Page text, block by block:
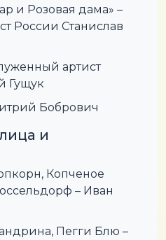
и Розовая дама» –
России Станислав
артист
Гущук
Бобрович
и
Копченое
– Иван
Пегги Блю –